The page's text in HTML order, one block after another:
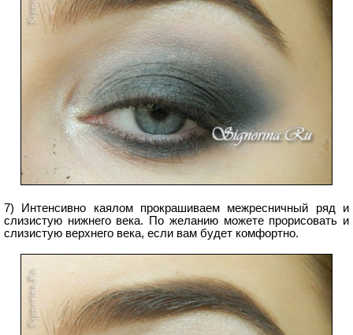
7) Интенсивно каялом прокрашиваем межресничный ряд и
слизистую нижнего века. По желанию можете прорисовать и
слизистую верхнего века, если вам будет комфортно.